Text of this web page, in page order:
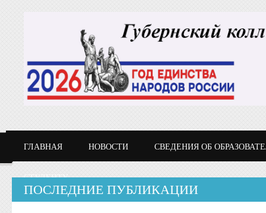
ГЛАВНАЯ НОВОСТИ СВЕДЕНИЯ ОБ
СТУДЕНТУ
ПОСЛЕДНИЕ ПУБЛИКАЦИИ